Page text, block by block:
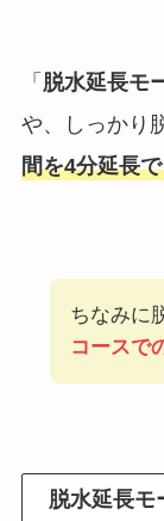
「 脱水延長モ
や、しっかり
間を4分延長
ちなみに
コースで
脱水延長モ